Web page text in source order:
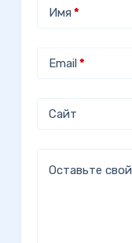
Имя *
Email*
Сайт
Оставьте